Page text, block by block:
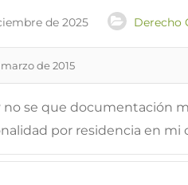
de 2025 Derecho
de 2015
no se que documentación
por residencia en mi